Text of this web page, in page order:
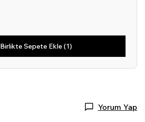
Birlikte Sepete Ekle (1)
Yorum Yap